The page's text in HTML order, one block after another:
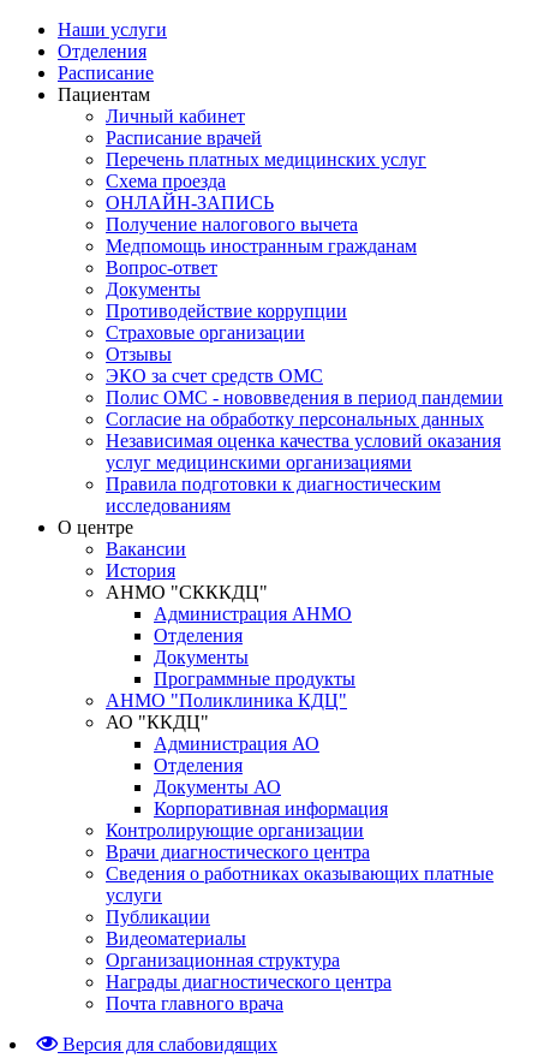
Наши услуги
Отделения
Расписание
Пациентам
Личный кабинет
Расписание врачей
Перечень платных медицинских услуг
Схема проезда
ОНЛАЙН-ЗАПИСЬ
Получение налогового вычета
Медпомощь иностранным гражданам
Вопрос-ответ
Документы
Противодействие коррупции
Страховые организации
Отзывы
ЭКО за счет средств ОМС
Полис ОМС - нововведения в период пандемии
Согласие на обработку персональных данных
Независимая оценка качества условий оказания
услуг медицинскими организациями
Правила подготовки к диагностическим
исследованиям
О центре
Вакансии
История
АНМО "СКККДЦ"
Администрация АНМО
Отделения
Документы
Программные продукты
АНМО "Поликлиника КДЦ"
АО "ККДЦ"
Администрация АО
Отделения
Документы АО
Корпоративная информация
Контролирующие организации
Врачи диагностического центра
Сведения о работниках оказывающих платные
услуги
Публикации
Видеоматериалы
Организационная структура
Награды диагностического центра
Почта главного врача
Версия для слабовидящих